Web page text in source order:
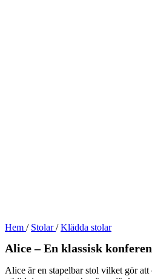
Hem / Stolar/ Klädda stolar
Alice – En klassisk
Alice är en stapelbar stol vilket gör att